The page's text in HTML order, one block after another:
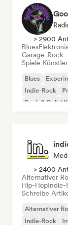
> 2900
Blues
Garage-Rock
Spiele
Blues
Indie-Rock
Rock & Roll /
> 2400
Alternativer
Hip-HopIndie-
Schreibe
Alternativer
Indie-Rock